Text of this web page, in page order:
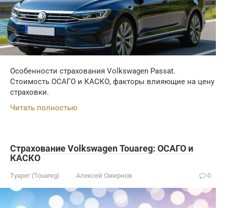
Особенности страхования Volkswagen Passat.
Стоимость ОСАГО и КАСКО, факторы влияющие на цену
страховки.
Читать полностью
Страхование Volkswagen Touareg: ОСАГО и
КАСКО
Туарег (Touareg) Алексей Смирнов 0